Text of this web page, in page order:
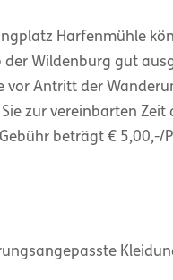
Harfenmühle
der Wildenburg gut
vor Antritt der
zur vereinbarten
beträgt € 5,00,-/